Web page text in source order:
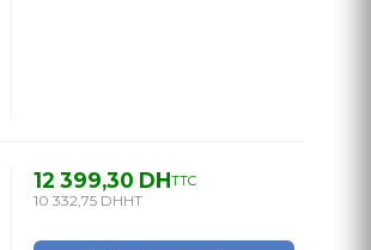
12 399,30 DHTTC
10 332,75 DHHT